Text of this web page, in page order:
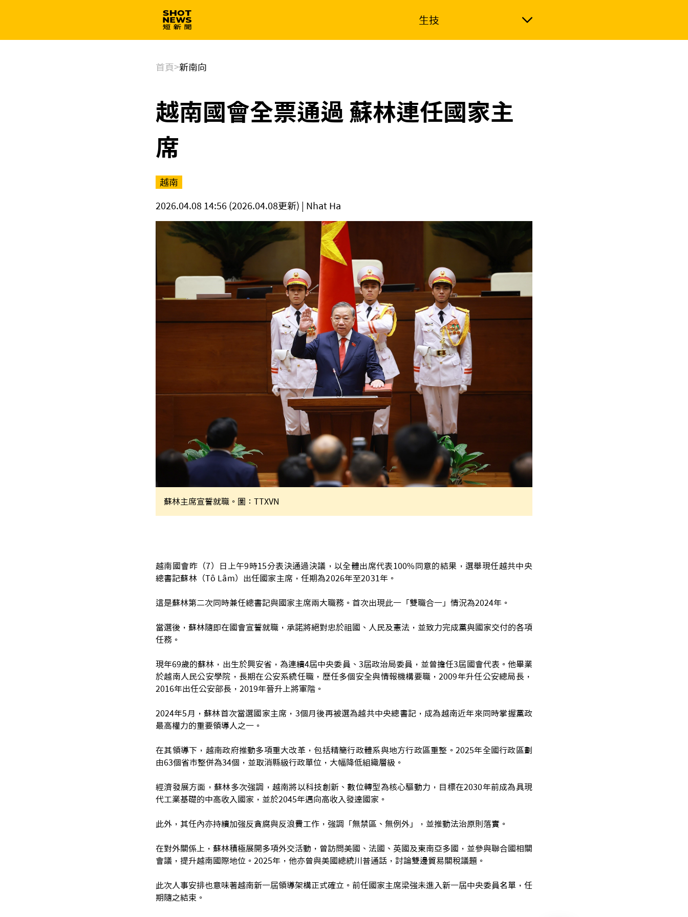
生技
首頁>新南向
越南國會全票通過 蘇林連任國家主
席
越南
2026.04.08 14:56 (2026.04.08更新) | Nhat Ha
蘇林主席宣誓就職。圖：TTXVN
越南國會昨（7）日上午9時15分表決通過決議，以全體出席代表100%同意的結果，選舉現任越共中央
總書記蘇林（Tô Lâm）出任國家主席，任期為2026年至2031年。
這是蘇林第二次同時兼任總書記與國家主席兩大職務。首次出現此一「雙職合一」情況為2024年。
當選後，蘇林隨即在國會宣誓就職，承諾將絕對忠於祖國、人民及憲法，並致力完成黨與國家交付的各項
任務。
現年69歲的蘇林，出生於興安省，為連續4屆中央委員、3屆政治局委員，並曾擔任3屆國會代表。他畢業
於越南人民公安學院，長期在公安系統任職，歷任多個安全與情報機構要職，2009年升任公安總局長，
2016年出任公安部長，2019年晉升上將軍階。
2024年5月，蘇林首次當選國家主席，3個月後再被選為越共中央總書記，成為越南近年來同時掌握黨政
最高權力的重要領導人之一。
在其領導下，越南政府推動多項重大改革，包括精簡行政體系與地方行政區重整。2025年全國行政區劃
由63個省市整併為34個，並取消縣級行政單位，大幅降低組織層級。
經濟發展方面，蘇林多次強調，越南將以科技創新、數位轉型為核心驅動力，目標在2030年前成為具現
代工業基礎的中高收入國家，並於2045年邁向高收入發達國家。
此外，其任內亦持續加強反貪腐與反浪費工作，強調「無禁區、無例外」，並推動法治原則落實。
在對外關係上，蘇林積極展開多項外交活動，曾訪問美國、法國、英國及東南亞多國，並參與聯合國相關
會議，提升越南國際地位。2025年，他亦曾與美國總統川普通話，討論雙邊貿易關稅議題。
此次人事安排也意味著越南新一屆領導架構正式確立。前任國家主席梁強未進入新一屆中央委員名單，任
期隨之結束。